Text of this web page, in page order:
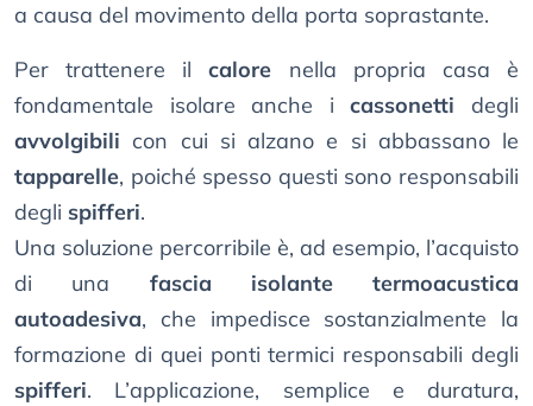
a causa del movimento della porta soprastante.
Per trattenere ilcalore nella propria casa è
fondamentale isolare anche icassonetti degli
avvolgibili con cui si alzano e si abbassano le
tapparelle, poiché spesso questi sono responsabili
degli spifferi.
Una soluzione percorribile è, ad esempio, l’acquisto
di una fascia isolante termoacustica
autoadesiva, che impedisce sostanzialmente la
formazione di quei ponti termici responsabili degli
spifferi. L’applicazione, semplice e duratura,